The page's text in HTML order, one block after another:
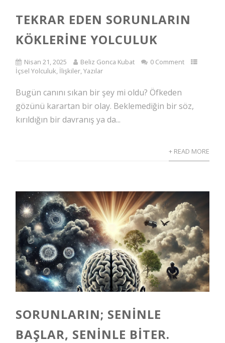
TEKRAR EDEN SORUNLARIN
KÖKLERINE YOLCULUK
Nisan 21, 2025 Beliz Gonca Kubat
0 Comment
İçsel Yolculuk, İlişkiler,Yazılar
Bugün canını sıkan bir şey mi oldu? Öfkeden
gözünü karartan bir olay. Beklemediğin bir söz,
kırıldığın bir davranış ya da...
+ READ MORE
SORUNLARIN; SENINLE
BAŞLAR, SENINLE BITER.